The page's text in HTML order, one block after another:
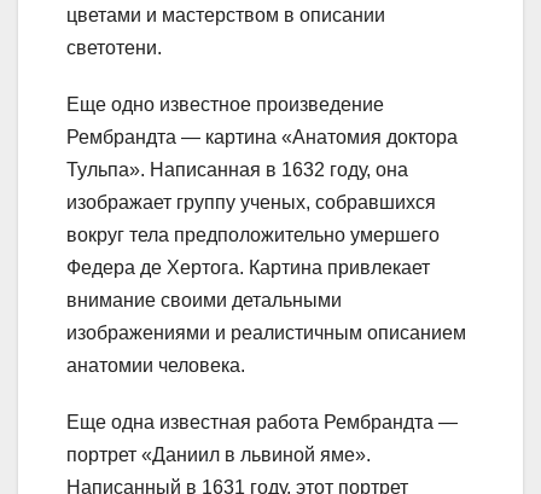
цветами и мастерством в описании
светотени.
Еще одно известное произведение
Рембрандта — картина «Анатомия доктора
Тульпа». Написанная в 1632 году, она
изображает группу ученых, собравшихся
вокруг тела предположительно умершего
Федера де Хертога. Картина привлекает
внимание своими детальными
изображениями и реалистичным описанием
анатомии человека.
Еще одна известная работа Рембрандта —
портрет «Даниил в львиной яме».
Написанный в 1631 году, этот портрет